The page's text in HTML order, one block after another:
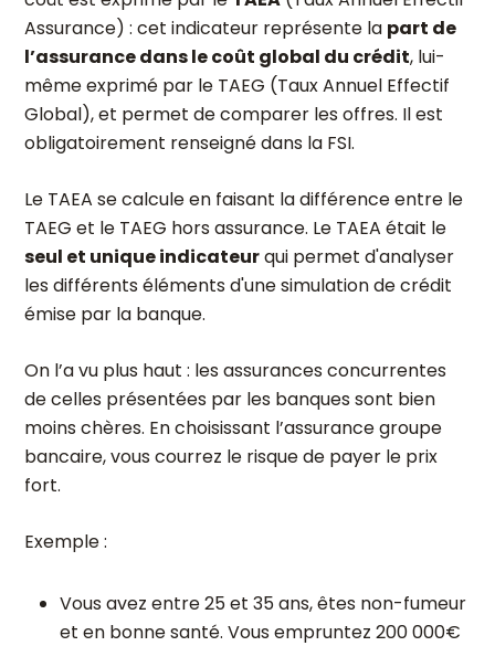
Assurance) : cet indicateur représente la part de
l’assurance dans le coût global du crédit, lui-
même exprimé par le TAEG (Taux Annuel Effectif
Global), et permet de comparer les offres. Il est
obligatoirement renseigné dans la FSI.
Le TAEA se calcule en faisant la différence entre le
TAEG et le TAEG hors assurance. Le TAEA était le
seul et unique indicateurqui permet d'analyser
les différents éléments d'une simulation de crédit
émise par la banque.
On l’a vu plus haut : les assurances concurrentes
de celles présentées par les banques sont bien
moins chères. En choisissant l’assurance groupe
bancaire, vous courrez le risque de payer le prix
fort.
Exemple :
Vous avez entre 25 et 35 ans, êtes non-fumeur
et en bonne santé. Vous empruntez 200 000€